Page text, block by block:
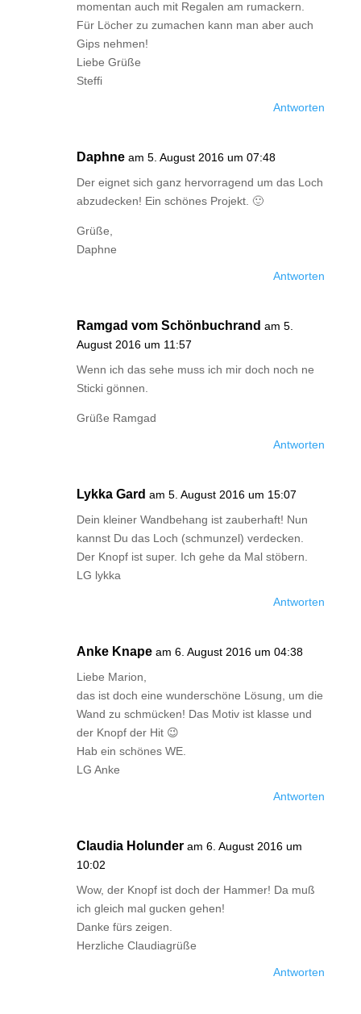
momentan auch mit Regalen am rumackern.
Für Löcher zu zumachen kann man aber auch
Gips nehmen!
Liebe Grüße
Steffi
Antworten
Daphne am 5. August 2016 um 07:48
Der eignet sich ganz hervorragend um das Loch
abzudecken! Ein schönes Projekt. 🙂
Grüße,
Daphne
Antworten
Ramgad vom Schönbuchrand am 5.
August 2016 um 11:57
Wenn ich das sehe muss ich mir doch noch ne
Sticki gönnen.
Grüße Ramgad
Antworten
Lykka Gard am 5. August 2016 um 15:07
Dein kleiner Wandbehang ist zauberhaft! Nun
kannst Du das Loch (schmunzel) verdecken.
Der Knopf ist super. Ich gehe da Mal stöbern.
LG lykka
Antworten
Anke Knape am 6. August 2016 um 04:38
Liebe Marion,
das ist doch eine wunderschöne Lösung, um die
Wand zu schmücken! Das Motiv ist klasse und
der Knopf der Hit 😉
Hab ein schönes WE.
LG Anke
Antworten
Claudia Holunder am 6. August 2016 um
10:02
Wow, der Knopf ist doch der Hammer! Da muß
ich gleich mal gucken gehen!
Danke fürs zeigen.
Herzliche Claudiagrüße
Antworten